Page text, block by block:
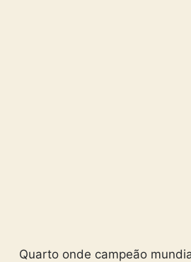
Quarto onde campeão